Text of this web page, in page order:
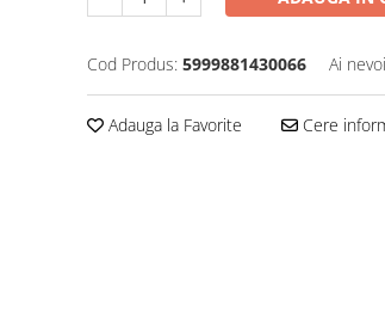
Cod Produs: 5999881430066 Ai
Adauga la Favorite Cere